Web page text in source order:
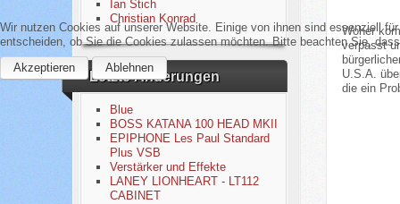
Ian Stich
Christian Konrad
Letzte Änderungen
Blue
BOSS KATANA 100 HEAD MKII
EPIPHONE Les Paul Standard
Plus VSB
Verstärker und Effekte
LANEY LIONHEART - LT112
CABINET
Woher
verpasst
U.S.A.
die ein
Wir nutzen Cookies auf unserer Website. Einige von ihnen sind essenziell
entscheiden, ob Sie die Cookies zulassen möchten. Bitte beachten Sie,
Akzeptieren
Ablehnen